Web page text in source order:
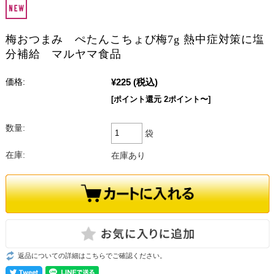
梅おつまみ ぺたんこちょび梅7g 熱中症対策に塩
分補給 マルヤマ食品
価格: ¥225 (税込)
[ポイント還元 2ポイント〜]
数量:
袋
在庫: 在庫あり
返品についての詳細はこちらでご確認ください。